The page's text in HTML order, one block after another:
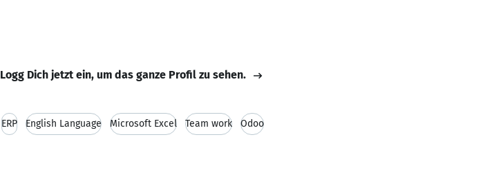
Logg Dich jetzt ein, um das ganze Profil zu sehen.
ERP English Language Microsoft Excel Team work Odoo